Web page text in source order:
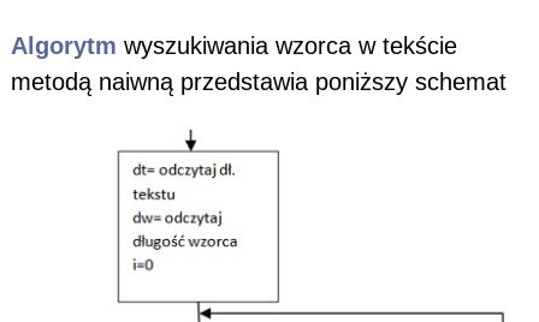
Algorytm wyszukiwania wzorca w tekście
metodą naiwną przedstawia poniższy schemat